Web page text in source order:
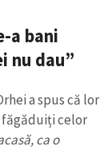
a bani
nu dau”
a spus că lor
făgăduiți celor
ca o